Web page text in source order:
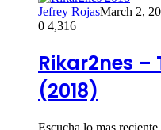
Jefrey RojasMarch 2,
0 4,316
Rikar2nes –
(2018)
Escucha lo mas